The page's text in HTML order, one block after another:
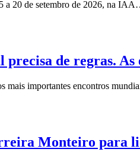
a 20 de setembro de 2026, na
de regras. As
mais importantes encontros
Monteiro para